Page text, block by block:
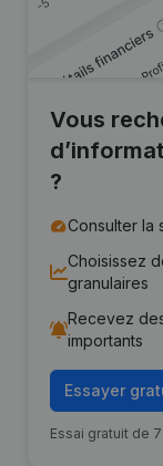
Vous
?
Consulter la
Choisissez
granulaires
Recevez
importants
Essayer
Essai gratuit de